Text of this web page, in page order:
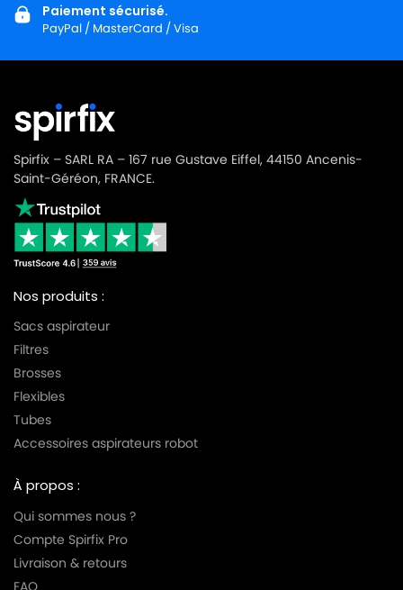
Paiement sécurisé.
PayPal / MasterCard / Visa
Spirfix – SARL RA – 167 rue Gustave Eiffel, 44150 Ancenis-
Saint-Géréon, FRANCE.
Nos produits :
Sacs aspirateur
Filtres
Brosses
Flexibles
Tubes
Accessoires aspirateurs robot
À propos :
Qui sommes nous ?
Compte Spirfix Pro
Livraison & retours
FAQ